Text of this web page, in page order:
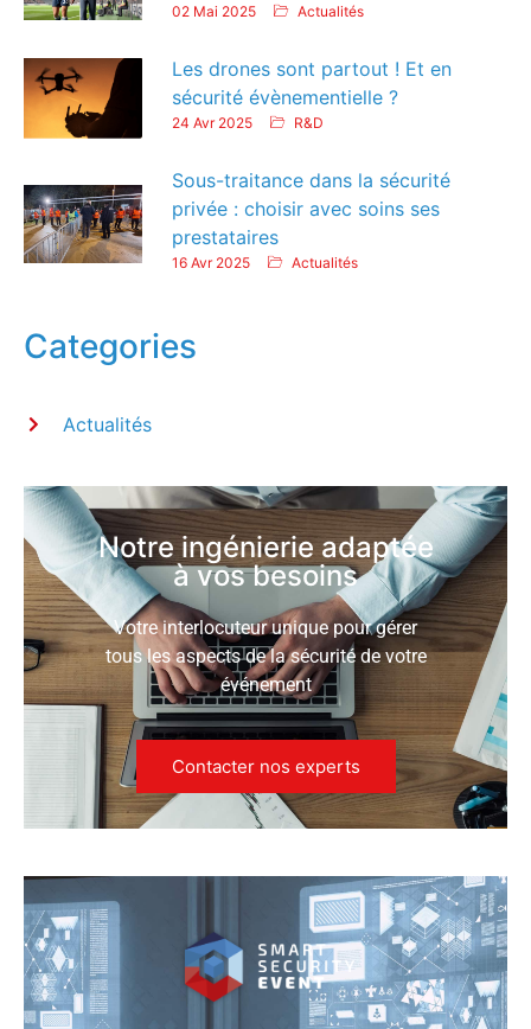
02 Mai 2025 Actualités
Les drones sont partout ! Et en
sécurité évènementielle ?
24 Avr 2025 R&D
Sous-traitance dans la sécurité
privée : choisir avec soins ses
prestataires
16 Avr 2025 Actualités
Categories
Actualités
Notre ingénierie adaptée
à vos besoins
Votre interlocuteur unique pour gérer
tous les aspects de la sécurité de votre
événement
Contacter nos experts